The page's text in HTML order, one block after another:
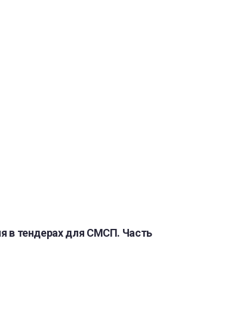
в тендерах для СМСП. Часть